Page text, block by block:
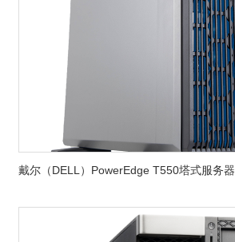
戴尔（DELL）PowerEdge T550塔式服务器